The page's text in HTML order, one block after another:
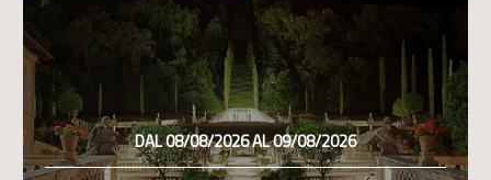
DAL 08/08/2026 AL 09/08/2026